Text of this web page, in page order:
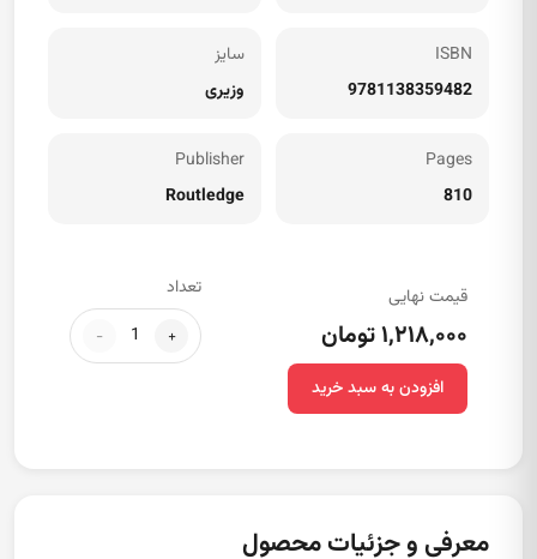
ISBN
9781138359482
سایز
وزیری
Pages
810
Publisher
Routledge
قیمت نهایی
۱,۲۱۸,۰۰۰ تومان
تعداد
+
-
افزودن به سبد خرید
معرفی و جزئیات محصول